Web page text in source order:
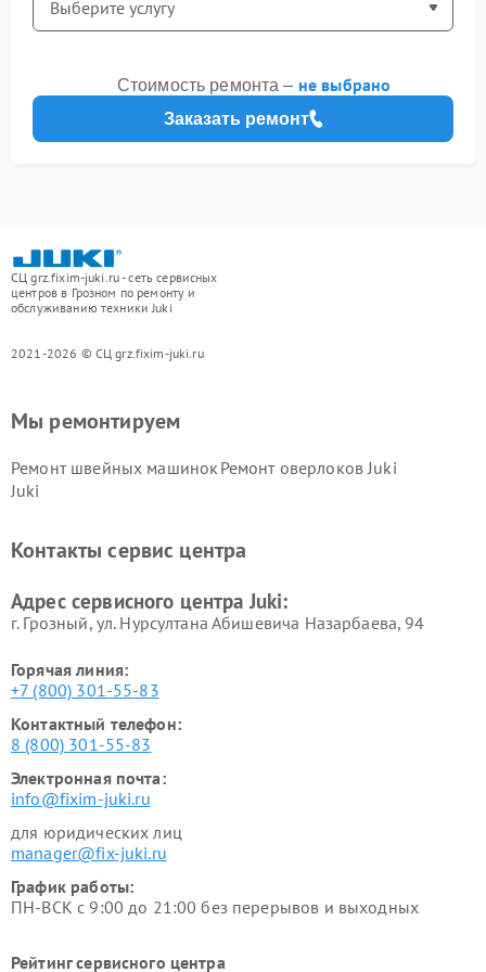
Заказать ремонт
Стоимость ремонта – не выбрано
СЦ grz.fixim-juki.ru - сеть сервисных
центров в Грозном по ремонту и
обслуживанию техники Juki
2021-2026 © СЦ grz.fixim-juki.ru
Мы ремонтируем
Ремонт швейных машинок
Juki
Ремонт оверлоков Juki
Контакты сервис центра
Адрес сервисного центра Juki:
г. Грозный, ул. Нурсултана Абишевича Назарбаева, 94
Горячая линия:
+7 (800) 301-55-83
Контактный телефон:
8 (800) 301-55-83
Электронная почта:
info@fixim-juki.ru
для юридических лиц
manager@fix-juki.ru
График работы:
ПН-ВСК с 9:00 до 21:00 без перерывов и выходных
Рейтинг сервисного центра